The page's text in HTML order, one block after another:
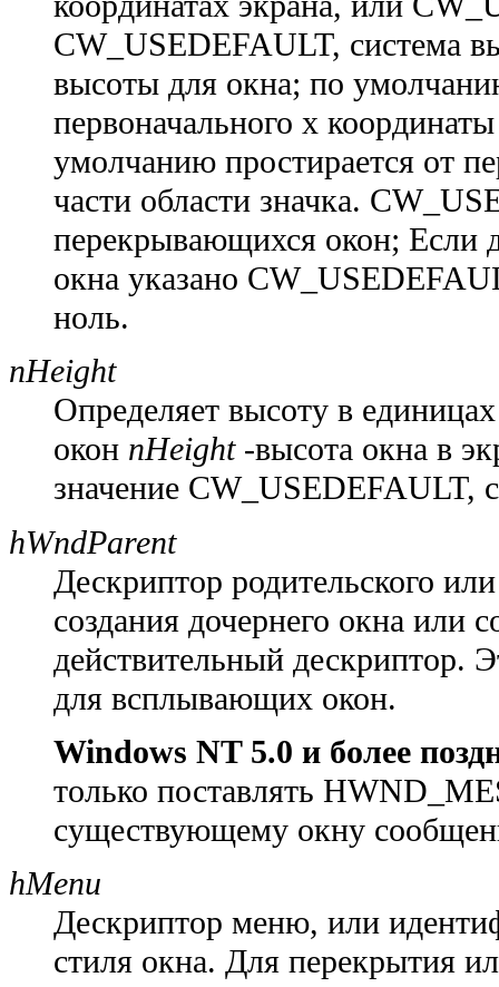
CW_USEDEFAULT, система
высоты для окна; по
первоначального x
умолчанию простирается от
части области значка.
перекрывающихся окон; Если
окна указано
ноль.
nHeight
Определяет высоту в
окон nHeight-высота окна в
значение CW_USEDEFAULT,
hWndParent
Дескриптор родительского
создания дочернего окна или
действительный дескриптор.
для всплывающих окон.
Windows NT 5.0 и более
только поставлять
существующему окну
hMenu
Дескриптор меню, или
стиля окна. Для перекрытия